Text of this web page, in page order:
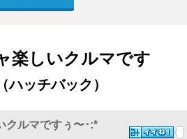
楽しいクルマです
ッチバック）
クルマですぅ〜･:*